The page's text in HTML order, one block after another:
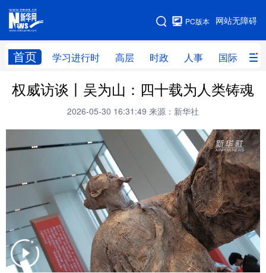
网站无障碍
PC版本
首页 学习进行时 高层 时政 人事 国际 财
网站地图
学习进行时 高层 时政 人事
财经 网评
思客智库 全球连线 教育
科创 量子 体育
书画 军事
访谈 视频 图片 政务
法律 中央文件 金融 汽车
食品 人居 信息化 数字经济
权威访谈丨吴为山：四十载为人类铸魂
2026-05-30 16:31:49 来源：新华社